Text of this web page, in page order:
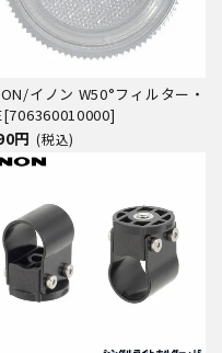
イノン W50°フィルター・
円 (税込)